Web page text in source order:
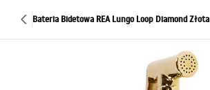
Bateria Bidetowa REA Lungo Loop Diamond Złota